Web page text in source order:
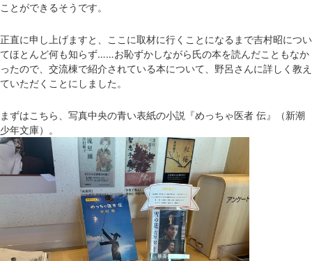
ことができるそうです。
正直に申し上げますと、ここに取材に行くことになるまで吉村昭につい
てほとんど何も知らず……お恥ずかしながら氏の本を読んだこともなか
ったので、交流棟で紹介されている本について、野呂さんに詳しく教え
ていただくことにしました。
まずはこちら、写真中央の青い表紙の小説『めっちゃ医者 伝』（新潮
少年文庫）。